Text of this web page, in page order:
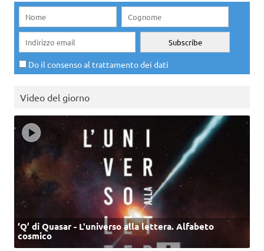
Do il consenso al trattamento dei dati
Video del giorno
‘Q’ di Quasar - L'universo alla lettera. Alfabeto
cosmico